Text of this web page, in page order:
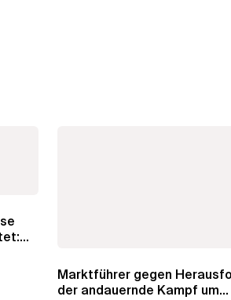
Marktführer gegen
der andauernde Kampf um